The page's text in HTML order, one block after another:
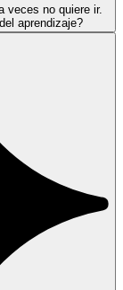
veces no quiere ir.
aprendizaje?